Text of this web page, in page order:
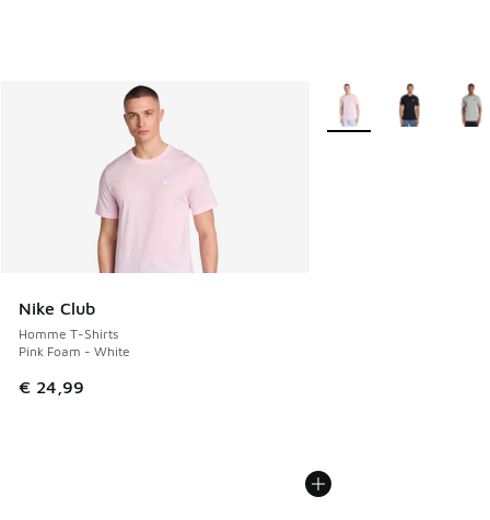
Nike Club
Homme T-Shirts
Pink Foam - White
€ 24,99
Plus de couleurs